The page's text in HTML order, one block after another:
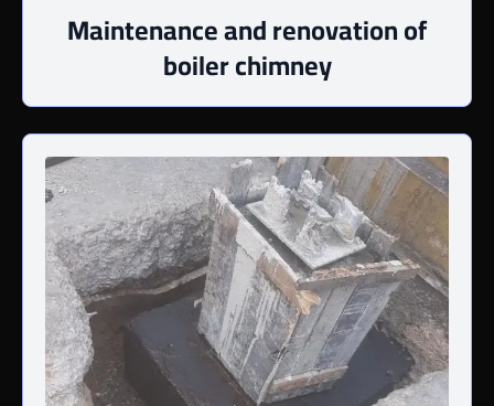
Maintenance and renovation of
boiler chimney